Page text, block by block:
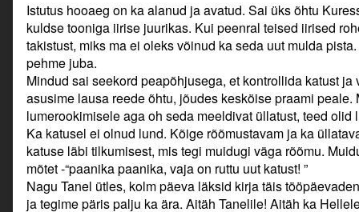
Istutus hooaeg on ka alanud ja avatud. Sai üks õhtu
kuldse tooniga iirise juurikas. Kui peenral teised iirised
takistust, miks ma ei oleks võinud ka seda uut mulda
pehme juba.
Mindud sai seekord peapõhjusega, et kontrollida katust
asusime lausa reede õhtu, jõudes kesköise praami
lumerookimisele aga oh seda meeldivat üllatust, teed
Ka katusel ei olnud lund. Kõige rõõmustavam ja ka
katuse läbi tilkumisest, mis tegi muidugi väga rõõmu.
mõtet -“paanika paanika, vaja on ruttu uut katust! ”
Nagu Tanel ütles, kolm päeva läksid kirja täis
ja tegime päris palju ka ära. Aitäh Tanelile! Aitäh ka